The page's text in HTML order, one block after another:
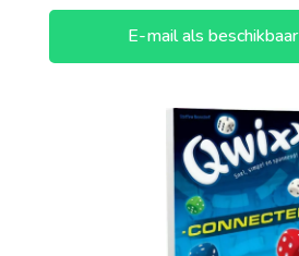
E-mail als beschikbaar